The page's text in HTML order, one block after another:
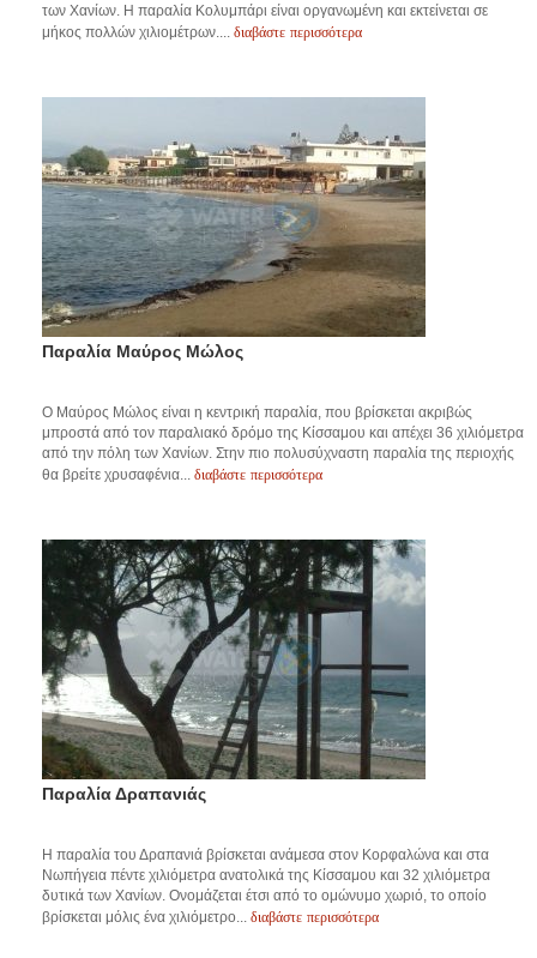
των Χανίων. Η παραλία Κολυμπάρι είναι οργανωμένη και εκτείνεται σε
μήκος πολλών χιλιομέτρων.... διαβάστε περισσότερα
Παραλία Μαύρος Μώλος
O Μαύρος Μώλος είναι η κεντρική παραλία, που βρίσκεται ακριβώς
μπροστά από τον παραλιακό δρόμο της Κίσσαμου και απέχει 36 χιλιόμετρα
από την πόλη των Χανίων. Στην πιο πολυσύχναστη παραλία της περιοχής
θα βρείτε χρυσαφένια... διαβάστε περισσότερα
Παραλία Δραπανιάς
Η παραλία του Δραπανιά βρίσκεται ανάμεσα στον Κορφαλώνα και στα
Νωπήγεια πέντε χιλιόμετρα ανατολικά της Κίσσαμου και 32 χιλιόμετρα
δυτικά των Χανίων. Ονομάζεται έτσι από το ομώνυμο χωριό, το οποίο
βρίσκεται μόλις ένα χιλιόμετρο... διαβάστε περισσότερα